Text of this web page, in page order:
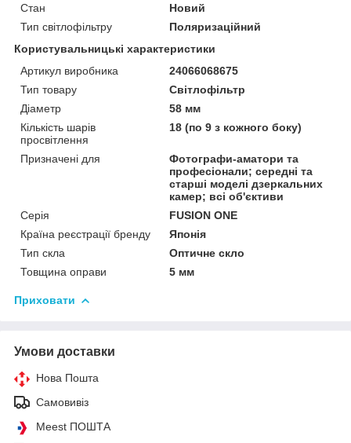
Стан
Новий
Тип світлофільтру
Поляризаційний
Користувальницькі характеристики
Артикул виробника
24066068675
Тип товару
Світлофільтр
Діаметр
58 мм
Кількість шарів
просвітлення
18 (по 9 з кожного боку)
Призначені для
Фотографи-аматори та
професіонали; середні та
старші моделі дзеркальних
камер; всі об'єктиви
Серія
FUSION ONE
Країна реєстрації бренду
Японія
Тип скла
Оптичне скло
Товщина оправи
5 мм
Приховати
Умови доставки
Нова Пошта
Самовивіз
Meest ПОШТА